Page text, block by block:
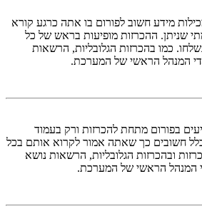
מידע חשוב לפורום בו אתה כרגע קורא
שניתן. ההכרזות מופיעות בראש של כל
כמו בהכרזות הגלובליות, הרשאות
המנהל הראשי של המערכת.
בפורום מתחת להכרזות ורק בעמוד
חשובים כך שאתה אמור לקרוא אותם בכל
ובהכרזות הגלובליות, הרשאות נושא
המנהל הראשי של המערכת.